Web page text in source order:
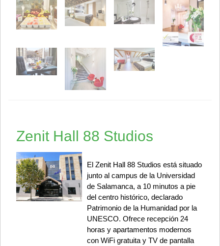
Zenit Hall 88 Studios
El Zenit Hall 88 Studios está situado
junto al campus de la Universidad
de Salamanca, a 10 minutos a pie
del centro histórico, declarado
Patrimonio de la Humanidad por la
UNESCO. Ofrece recepción 24
horas y apartamentos modernos
con WiFi gratuita y TV de pantalla